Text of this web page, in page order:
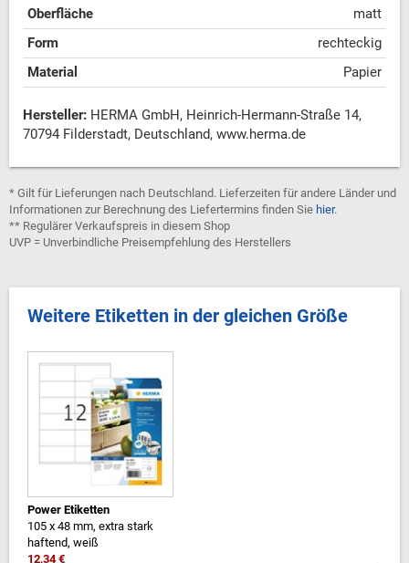
Oberfläche
matt
Form
rechteckig
Material
Papier
Hersteller: HERMA GmbH, Heinrich-Hermann-Straße 14,
70794 Filderstadt, Deutschland, www.herma.de
* Gilt für Lieferungen nach Deutschland. Lieferzeiten für andere Länder und
Informationen zur Berechnung des Liefertermins finden Sie hier.
** Regulärer Verkaufspreis in diesem Shop
UVP = Unverbindliche Preisempfehlung des Herstellers
Weitere Etiketten in der gleichen Größe
Power Etiketten
105 x 48 mm, extra stark
haftend, weiß
12,34 €